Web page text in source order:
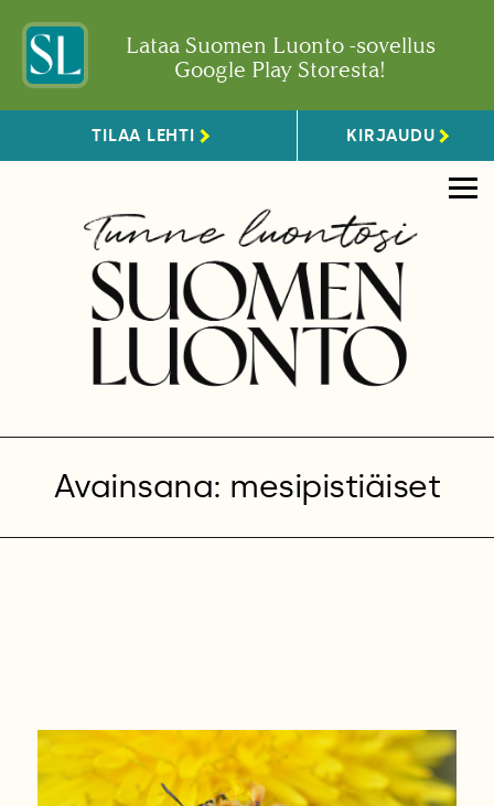
Lataa Suomen Luonto -sovellus
Google Play Storesta!
TILAA LEHTI KIRJAUDU
Avainsana: mesipistiäiset